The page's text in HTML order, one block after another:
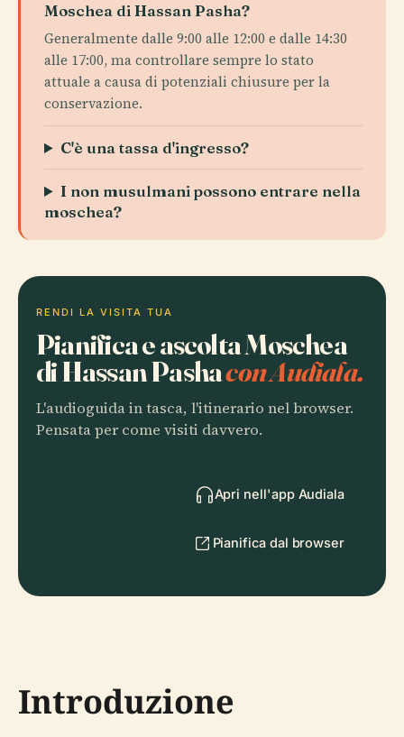
Moschea di Hassan Pasha?
Generalmente dalle 9:00 alle 12:00 e dalle 14:30
alle 17:00, ma controllare sempre lo stato
attuale a causa di potenziali chiusure per la
conservazione.
C'è una tassa d'ingresso?
I non musulmani possono entrare nella
moschea?
RENDI LA VISITA TUA
Pianifica e ascolta Moschea
di Hassan Pashacon Audiala.
L'audioguida in tasca, l'itinerario nel browser.
Pensata per come visiti davvero.
Apri nell'app Audiala
Pianifica dal browser
Introduzione